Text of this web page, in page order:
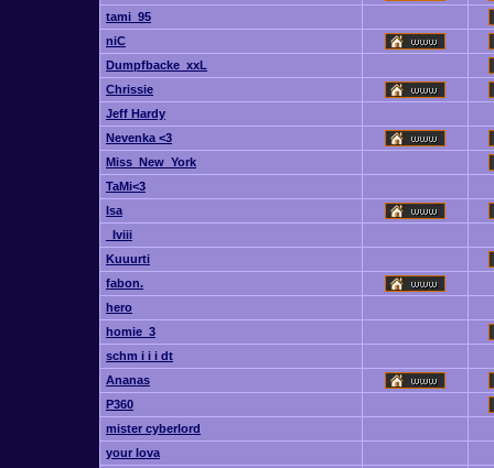
tami_95
niC
Dumpfbacke_xxL
Chrissie
Jeff Hardy
Nevenka <3
Miss_New_York
TaMi<3
Isa
_Iviii
Kuuurti
fabon.
hero
homie_3
schm i i i dt
Ananas
P360
mister cyberlord
your lova